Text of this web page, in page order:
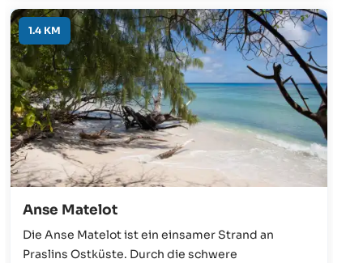
1.4 KM
Anse Matelot
Die Anse Matelot ist ein einsamer Strand an
Praslins Ostküste. Durch die schwere